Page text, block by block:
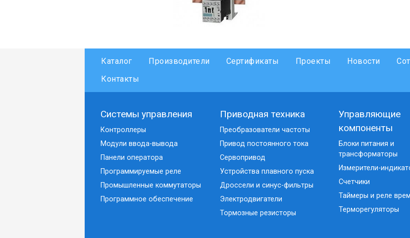
Каталог Производители Сертификаты Проекты Новости
Контакты
Системы управления
Контроллеры
Модули ввода-вывода
Панели оператора
Программируемые реле
Промышленные коммутаторы
Программное обеспечение
Приводная техника
Преобразователи частоты
Привод постоянного тока
Сервопривод
Устройства плавного пуска
Дроссели и синус-фильтры
Электродвигатели
Тормозные резисторы
Управляющие
компоненты
Блоки питания и
трансформаторы
Измерители-
Счетчики
Таймеры и реле
Терморегуляторы